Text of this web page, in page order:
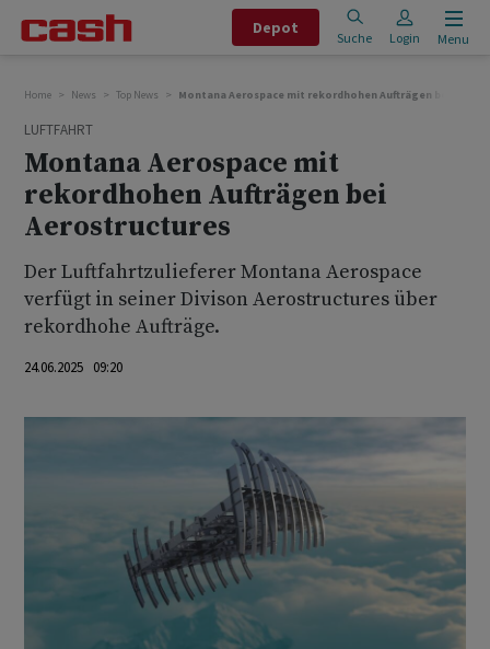
Depot
Suche Login Menu
Home News Top News Montana Aerospace mit rekordhohen Aufträgen bei
LUFTFAHRT
Montana Aerospace mit
rekordhohen Aufträgen bei
Aerostructures
Der Luftfahrtzulieferer Montana Aerospace
verfügt in seiner Divison Aerostructures über
rekordhohe Aufträge.
24.06.2025 09:20